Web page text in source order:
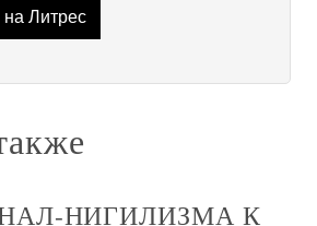
Литрес
НИГИЛИЗМА К